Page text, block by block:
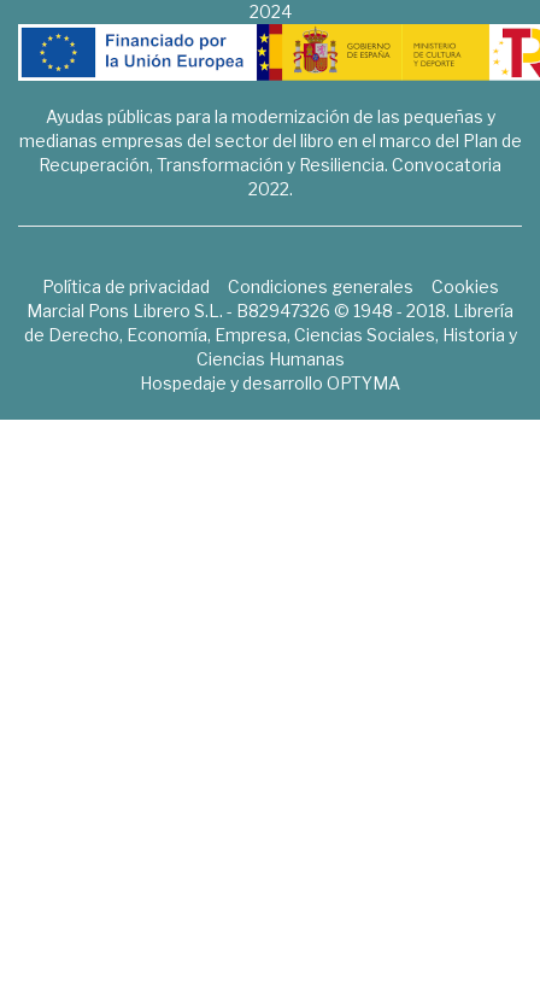
2024
Ayudas públicas para la modernización de las pequeñas y
medianas empresas del sector del libro en el marco del Plan de
Recuperación, Transformación y Resiliencia. Convocatoria
2022.
Política de privacidad Condiciones generales
Cookies
Marcial Pons Librero S.L. - B82947326 © 1948 - 2018. Librería
de Derecho, Economía, Empresa, Ciencias Sociales, Historia y
Ciencias Humanas
Hospedaje y desarrollo OPTYMA